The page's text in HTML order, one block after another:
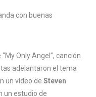
con buenas
Only Angel”, canción
adelantaron el tema
un vídeo de Steven
un estudio de